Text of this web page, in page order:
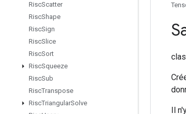
RiscScatter
RiscShape
RiscSign
RiscSlice
RiscSort
RiscSqueeze
RiscSub
RiscTranspose
RiscTriangularSolve
Il